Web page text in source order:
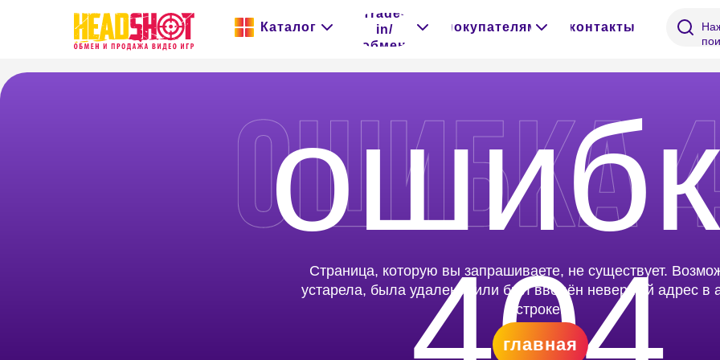
Каталог
Trade-
in/
обмен
покупателям контакты
404
строке.
главная